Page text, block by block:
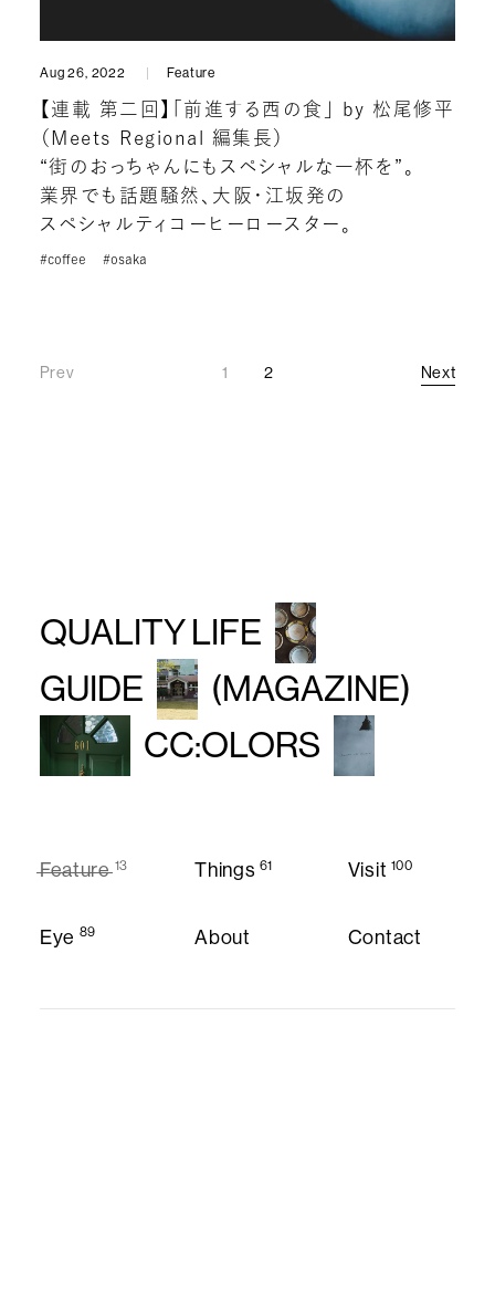
Aug 26, 2022 Feature
【連載 第二回】「前進する西の食」 by 松尾修平
（Meets Regional 編集長）
“街のおっちゃんにもスペシャルな一杯を”。
業界でも話題騒然、大阪・江坂発の
スペシャルティコーヒーロースター。
#coffee #osaka
1 2
Prev
Next
Next
QUALITY LIFE
GUIDE
(MAGAZINE)
CC:OLORS
Feature 13
Things 61
Visit 100
Eye 89
About
Contact